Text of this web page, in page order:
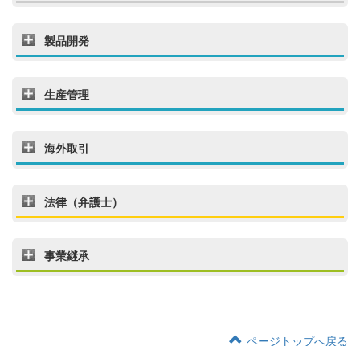
製品開発
生産管理
海外取引
法律（弁護士）
事業継承
ページトップへ戻る